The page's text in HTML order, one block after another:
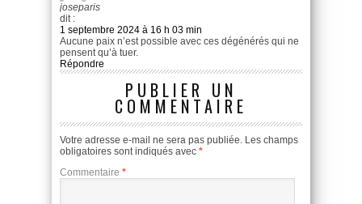
joseparis
dit :
1 septembre 2024 à 16 h 03 min
Aucune paix n’est possible avec ces dégénérés qui ne
pensent qu’à tuer.
Répondre
PUBLIER UN
COMMENTAIRE
Votre adresse e-mail ne sera pas publiée. Les champs
obligatoires sont indiqués avec *
Commentaire *